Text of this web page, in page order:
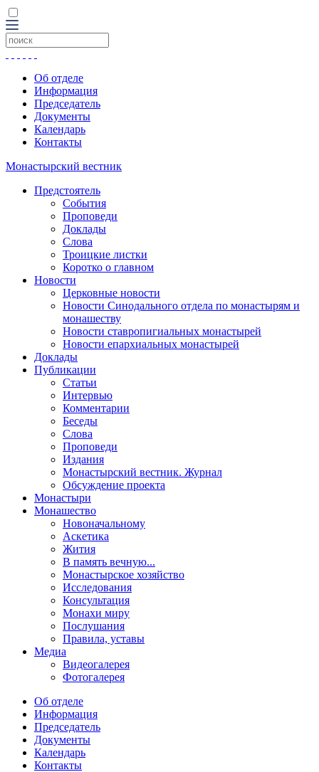
Об отделе
Информация
Председатель
Документы
Календарь
Контакты
Монастырский вестник
Предстоятель
События
Проповеди
Доклады
Слова
Троицкие листки
Коротко о главном
Новости
Церковные новости
Новости Синодального отдела по монастырям и
монашеству
Новости ставропигиальных монастырей
Новости епархиальных монастырей
Доклады
Публикации
Статьи
Интервью
Комментарии
Беседы
Слова
Проповеди
Издания
Монастырский вестник. Журнал
Обсуждение проекта
Монастыри
Монашество
Новоначальному
Аскетика
Жития
В память вечную...
Монастырское хозяйство
Исследования
Консультация
Монахи миру
Послушания
Правила, уставы
Медиа
Видеогалерея
Фотогалерея
Об отделе
Информация
Председатель
Документы
Календарь
Контакты